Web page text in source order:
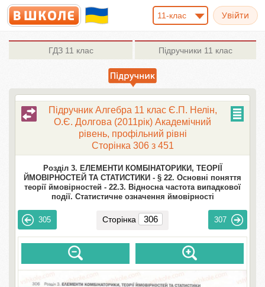
11-клас
ГДЗ11 клас Підручники 11 клас
Підручник Алгебра 11 клас Є.П. Нелін,
О.Є. Долгова (2011рік) Академічний
рівень, профільний рівні
Сторінка 306 з 451
Розділ 3. ЕЛЕМЕНТИ КОМБІНАТОРИКИ, ТЕОРІЇ
ЙМОВІРНОСТЕЙ ТА СТАТИСТИКИ - § 22. Основні поняття
теорії ймовірностей - 22.3. Відносна частота випадкової
події. Статистичне означення ймовірності
305 Сторінка 307